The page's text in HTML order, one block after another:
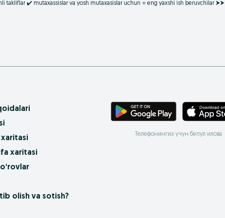
✔️️️ mutaxassislar va yosh mutaxasislar uchun ⭐ eng yaxshi ish beruvchilar ⮞⮞
xaritasi
xaritasi
olish va sotish?
Телефонингиз учун бепул илова